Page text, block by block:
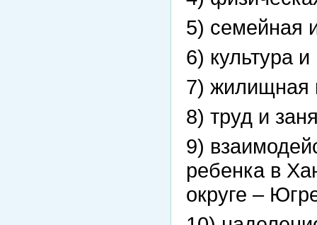
5) семейная
6) культура
7) жилищная
8) труд и
9)
ребенка в
округе –